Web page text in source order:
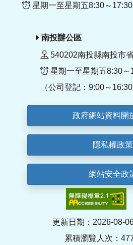
星期一至星期五8:30～17:30
南投辦公區
540202南投縣南投市
星期一至星期五8:30
（公司登記：9:00～
政府網站資料開
隱私權政策
網站安全政
更新日期：2026-08-
累積瀏覽人次：